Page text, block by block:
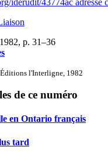
, p. 31–36
l'Interligne, 1982
de ce numéro
en Ontario français
tard